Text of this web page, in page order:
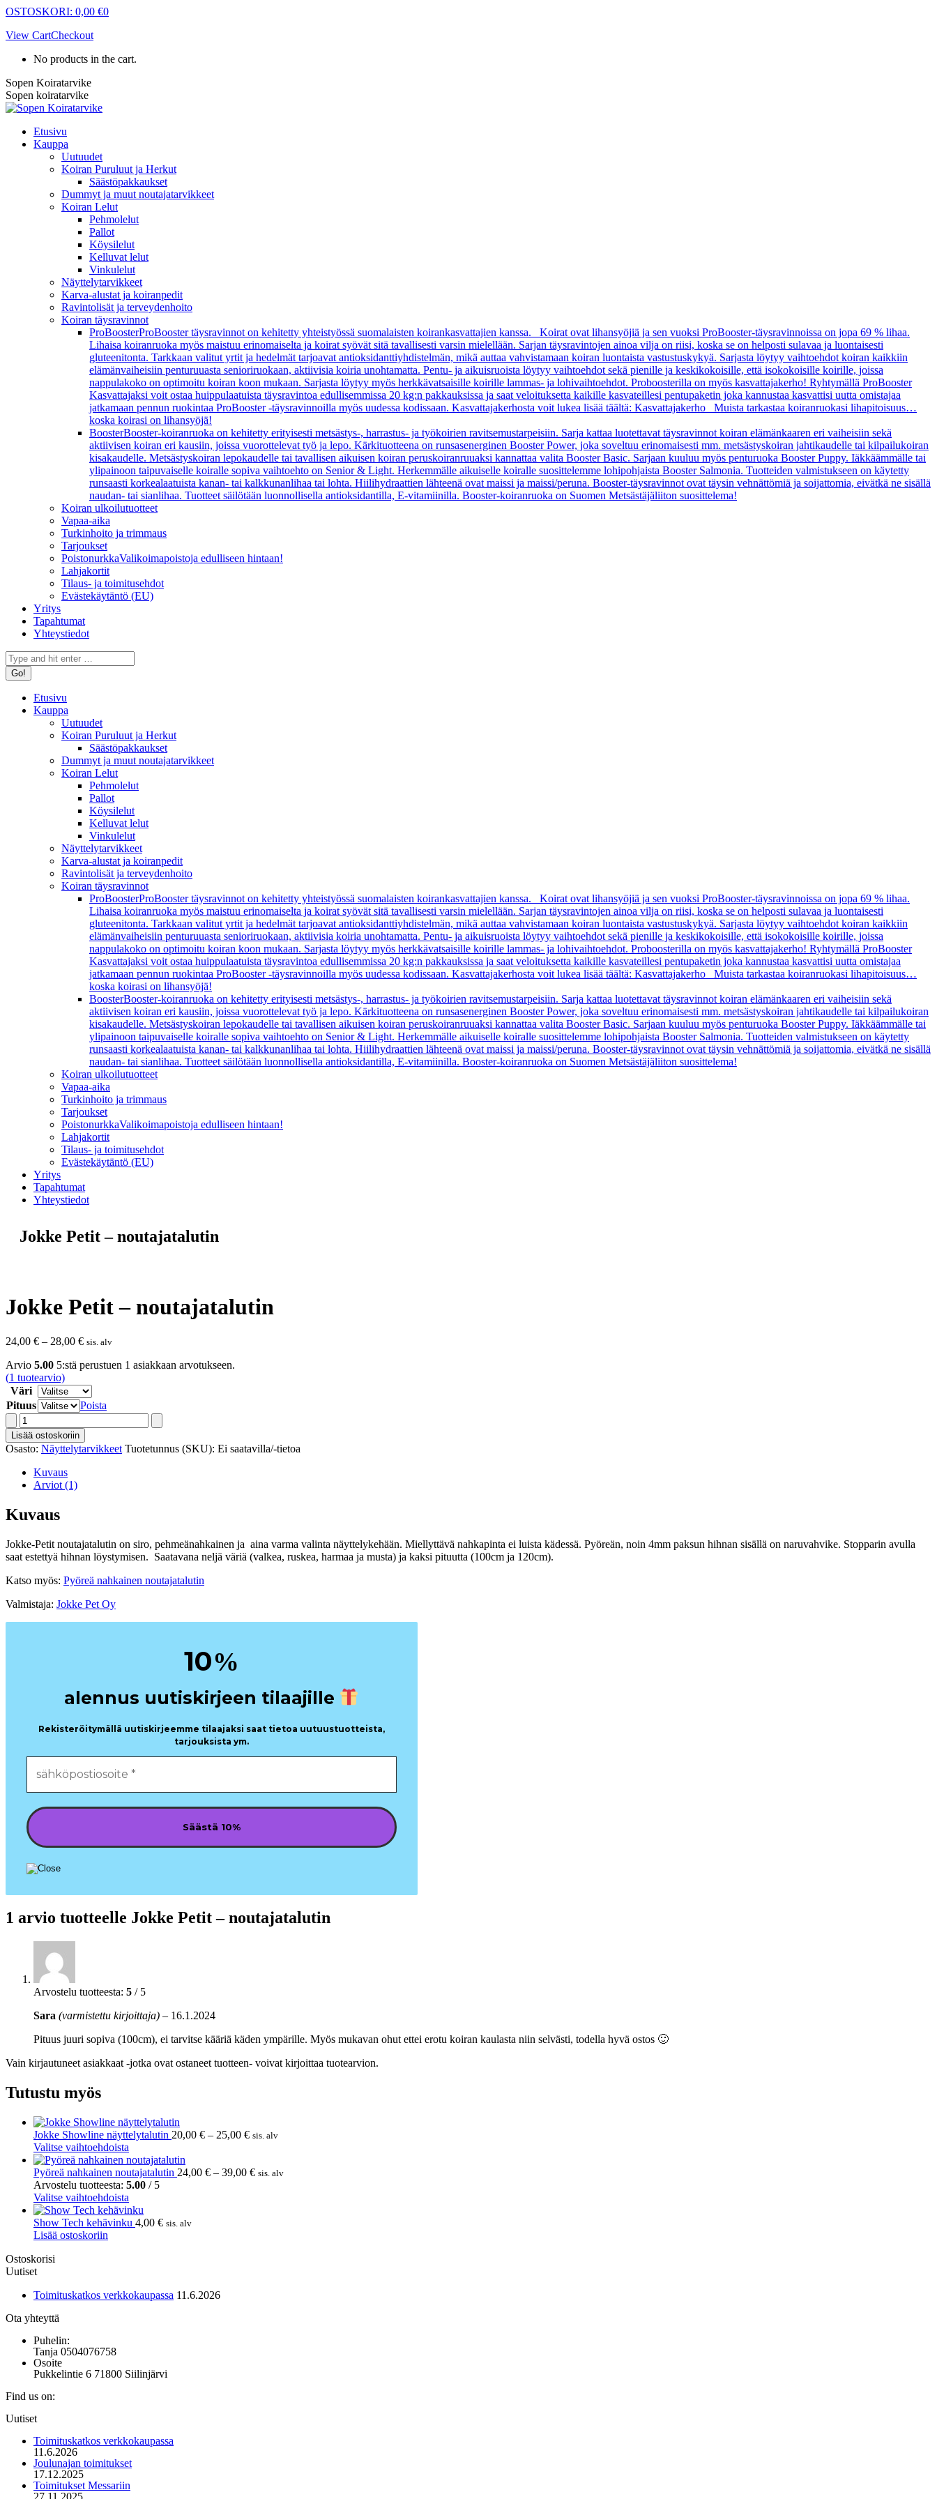
Skip
content
OSTOSKORI: 0,00 €0
View CartCheckout
No products in the cart.
Sopen Koiratarvike
Sopen koiratarvike
Etusivu
Kauppa
Uutuudet
Koiran Puruluut ja Herkut
Säästöpakkaukset
Dummyt ja muut noutajatarvikkeet
Koiran Lelut
Pehmolelut
Pallot
Köysilelut
Kelluvat lelut
Vinkulelut
Näyttelytarvikkeet
Karva-alustat ja koiranpedit
Ravintolisät ja terveydenhoito
Koiran täysravinnot
ProBoosterProBooster täysravinnot on kehitetty yhteistyössä suomalaisten koirankasvattajien kanssa. Koirat ovat lihansyöjiä ja sen vuoksi ProBooster-täysravinnoissa on jopa 69 % lihaa.
Lihaisa koiranruoka myös maistuu erinomaiselta ja koirat syövät sitä tavallisesti varsin mielellään. Sarjan täysravintojen ainoa vilja on riisi, koska se on helposti sulavaa ja luontaisesti
gluteenitonta. Tarkkaan valitut yrtit ja hedelmät tarjoavat antioksidanttiyhdistelmän, mikä auttaa vahvistamaan koiran luontaista vastustuskykyä. Sarjasta löytyy vaihtoehdot koiran kaikkiin
elämänvaiheisiin penturuuasta senioriruokaan, aktiivisia koiria unohtamatta. Pentu- ja aikuisruoista löytyy vaihtoehdot sekä pienille ja keskikokoisille, että isokokoisille koirille, joissa
nappulakoko on optimoitu koiran koon mukaan. Sarjasta löytyy myös herkkävatsaisille koirille lammas- ja lohivaihtoehdot. Proboosterilla on myös kasvattajakerho! Ryhtymällä ProBooster
Kasvattajaksi voit ostaa huippulaatuista täysravintoa edullisemmissa 20 kg:n pakkauksissa ja saat veloituksetta kaikille kasvateillesi pentupaketin joka kannustaa kasvattisi uutta omistajaa
jatkamaan pennun ruokintaa ProBooster -täysravinnoilla myös uudessa kodissaan. Kasvattajakerhosta voit lukea lisää täältä: Kasvattajakerho Muista tarkastaa koiranruokasi lihapitoisuus…
koska koirasi on lihansyöjä!
BoosterBooster-koiranruoka on kehitetty erityisesti metsästys-, harrastus- ja työkoirien ravitsemustarpeisiin. Sarja kattaa luotettavat täysravinnot koiran elämänkaaren eri vaiheisiin sekä
aktiivisen koiran eri kausiin, joissa vuorottelevat työ ja lepo. Kärkituotteena on runsasenerginen Booster Power, joka soveltuu erinomaisesti mm. metsästyskoiran jahtikaudelle tai kilpailukoiran
kisakaudelle. Metsästyskoiran lepokaudelle tai tavallisen aikuisen koiran peruskoiranruuaksi kannattaa valita Booster Basic. Sarjaan kuuluu myös penturuoka Booster Puppy. Iäkkäämmälle tai
ylipainoon taipuvaiselle koiralle sopiva vaihtoehto on Senior & Light. Herkemmälle aikuiselle koiralle suosittelemme lohipohjaista Booster Salmonia. Tuotteiden valmistukseen on käytetty
runsaasti korkealaatuista kanan- tai kalkkunanlihaa tai lohta. Hiilihydraattien lähteenä ovat maissi ja maissi/peruna. Booster-täysravinnot ovat täysin vehnättömiä ja soijattomia, eivätkä ne sisällä
naudan- tai sianlihaa. Tuotteet säilötään luonnollisella antioksidantilla, E-vitamiinilla. Booster-koiranruoka on Suomen Metsästäjäliiton suosittelema!
Koiran ulkoilutuotteet
Vapaa-aika
Turkinhoito ja trimmaus
Tarjoukset
PoistonurkkaValikoimapoistoja edulliseen hintaan!
Lahjakortit
Tilaus- ja toimitusehdot
Evästekäytäntö (EU)
Yritys
Tapahtumat
Yhteystiedot
Search:
Etusivu
Kauppa
Uutuudet
Koiran Puruluut ja Herkut
Säästöpakkaukset
Dummyt ja muut noutajatarvikkeet
Koiran Lelut
Pehmolelut
Pallot
Köysilelut
Kelluvat lelut
Vinkulelut
Näyttelytarvikkeet
Karva-alustat ja koiranpedit
Ravintolisät ja terveydenhoito
Koiran täysravinnot
ProBoosterProBooster täysravinnot on kehitetty yhteistyössä suomalaisten koirankasvattajien kanssa. Koirat ovat lihansyöjiä ja sen vuoksi ProBooster-täysravinnoissa on jopa 69 % lihaa.
Lihaisa koiranruoka myös maistuu erinomaiselta ja koirat syövät sitä tavallisesti varsin mielellään. Sarjan täysravintojen ainoa vilja on riisi, koska se on helposti sulavaa ja luontaisesti
gluteenitonta. Tarkkaan valitut yrtit ja hedelmät tarjoavat antioksidanttiyhdistelmän, mikä auttaa vahvistamaan koiran luontaista vastustuskykyä. Sarjasta löytyy vaihtoehdot koiran kaikkiin
elämänvaiheisiin penturuuasta senioriruokaan, aktiivisia koiria unohtamatta. Pentu- ja aikuisruoista löytyy vaihtoehdot sekä pienille ja keskikokoisille, että isokokoisille koirille, joissa
nappulakoko on optimoitu koiran koon mukaan. Sarjasta löytyy myös herkkävatsaisille koirille lammas- ja lohivaihtoehdot. Proboosterilla on myös kasvattajakerho! Ryhtymällä ProBooster
Kasvattajaksi voit ostaa huippulaatuista täysravintoa edullisemmissa 20 kg:n pakkauksissa ja saat veloituksetta kaikille kasvateillesi pentupaketin joka kannustaa kasvattisi uutta omistajaa
jatkamaan pennun ruokintaa ProBooster -täysravinnoilla myös uudessa kodissaan. Kasvattajakerhosta voit lukea lisää täältä: Kasvattajakerho Muista tarkastaa koiranruokasi lihapitoisuus…
koska koirasi on lihansyöjä!
BoosterBooster-koiranruoka on kehitetty erityisesti metsästys-, harrastus- ja työkoirien ravitsemustarpeisiin. Sarja kattaa luotettavat täysravinnot koiran elämänkaaren eri vaiheisiin sekä
aktiivisen koiran eri kausiin, joissa vuorottelevat työ ja lepo. Kärkituotteena on runsasenerginen Booster Power, joka soveltuu erinomaisesti mm. metsästyskoiran jahtikaudelle tai kilpailukoiran
kisakaudelle. Metsästyskoiran lepokaudelle tai tavallisen aikuisen koiran peruskoiranruuaksi kannattaa valita Booster Basic. Sarjaan kuuluu myös penturuoka Booster Puppy. Iäkkäämmälle tai
ylipainoon taipuvaiselle koiralle sopiva vaihtoehto on Senior & Light. Herkemmälle aikuiselle koiralle suosittelemme lohipohjaista Booster Salmonia. Tuotteiden valmistukseen on käytetty
runsaasti korkealaatuista kanan- tai kalkkunanlihaa tai lohta. Hiilihydraattien lähteenä ovat maissi ja maissi/peruna. Booster-täysravinnot ovat täysin vehnättömiä ja soijattomia, eivätkä ne sisällä
naudan- tai sianlihaa. Tuotteet säilötään luonnollisella antioksidantilla, E-vitamiinilla. Booster-koiranruoka on Suomen Metsästäjäliiton suosittelema!
Koiran ulkoilutuotteet
Vapaa-aika
Turkinhoito ja trimmaus
Tarjoukset
PoistonurkkaValikoimapoistoja edulliseen hintaan!
Lahjakortit
Tilaus- ja toimitusehdot
Evästekäytäntö (EU)
Yritys
Tapahtumat
Yhteystiedot
Jokke Petit – noutajatalutin
Jokke Petit – noutajatalutin
24,00 € – 28,00 €Hintaluokka:
-
sis. alv
Arvio 5.00 5:stä perustuen 1 asiakkaan arvotukseen.
(1 tuotearvio)
Väri
Pituus
Poista
Jokke
Petit
-
noutajatalutin
määrä
Lisää ostoskoriin
Osasto: Näyttelytarvikkeet Tuotetunnus (SKU): Ei saatavilla/-tietoa
Kuvaus
Arviot (1)
Kuvaus
Jokke-Petit noutajatalutin on siro, pehmeänahkainen ja aina varma valinta näyttelykehään. Miellyttävä nahkapinta ei luista kädessä. Pyöreän, noin 4mm paksun hihnan sisällä on naruvahvike. Stopparin avulla
saat estettyä hihnan löystymisen. Saatavana neljä väriä (valkea, ruskea, harmaa ja musta) ja kaksi pituutta (100cm ja 120cm).
Katso myös: Pyöreä nahkainen noutajatalutin
Valmistaja: Jokke Pet Oy
10%
alennus uutiskirjeen tilaajille
Rekisteröitymällä uutiskirjeemme tilaajaksi saat tietoa uutuustuotteista,
tarjouksista ym.
1 arvio tuotteelle Jokke Petit – noutajatalutin
Arvostelu tuotteesta: 5 / 5
Sara (varmistettu kirjoittaja) – 16.1.2024
Pituus juuri sopiva (100cm), ei tarvitse kääriä käden ympärille. Myös mukavan ohut ettei erotu koiran kaulasta niin selvästi, todella hyvä ostos 🙂
Vain kirjautuneet asiakkaat -jotka ovat ostaneet tuotteen- voivat kirjoittaa tuotearvion.
Tutustu myös
Jokke Showline näyttelytalutin 20,00 € – 25,00 €Hintaluokka:
25,00 €
sis. alv
Valitse vaihtoehdoista
tuotteella
on
useampi
Voit
tehdä
Pyöreä nahkainen noutajatalutin 24,00 € – 39,00 €Hintaluokka:
sis. alv
Arvostelu tuotteesta: 5.00 / 5
Valitse vaihtoehdoista
tuotteella
on
tuotteen
Show Tech kehävinku 4,00 € sis. alv
Lisää ostoskoriin
Ostoskorisi
Uutiset
Toimituskatkos verkkokaupassa 11.6.2026
Ota yhteyttä
Puhelin:
Tanja 0504076758
Osoite
Pukkelintie 6 71800 Siilinjärvi
Find us on:
Mail
opens
new
window
Uutiset
Toimituskatkos verkkokaupassa
11.6.2026
Joulunajan toimitukset
17.12.2025
Toimitukset Messariin